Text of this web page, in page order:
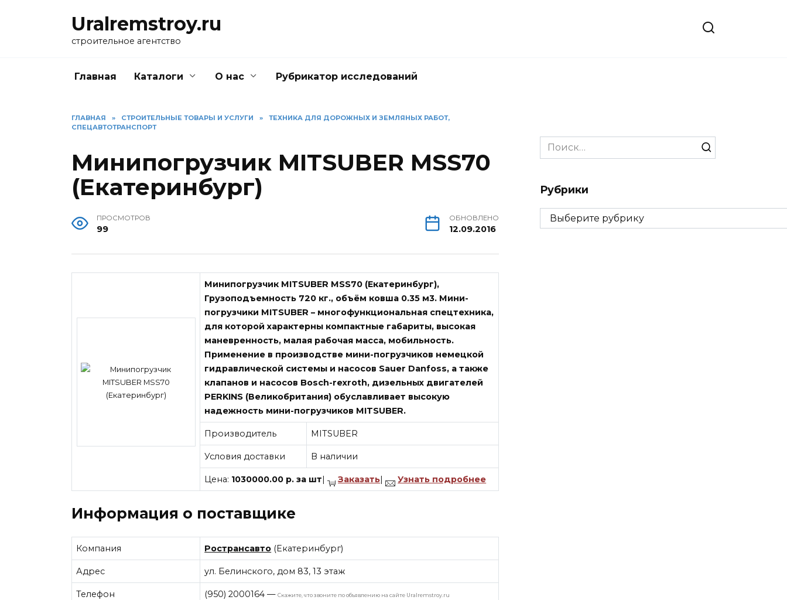
Uralremstroy.ru
строительное агентство
Главная Каталоги О нас Рубрикатор исследований
ГЛАВНАЯ » CТРОИТЕЛЬНЫЕ ТОВАРЫ И УСЛУГИ »
ТЕХНИКА ДЛЯ ДОРОЖНЫХ И ЗЕМЛЯНЫХ РАБОТ,
СПЕЦАВТОТРАНСПОРТ
Минипогрузчик MITSUBER MSS70
(Екатеринбург)
ПРОСМОТРОВ
99
ОБНОВЛЕНО
12.09.2016
Минипогрузчик MITSUBER MSS70 (Екатеринбург),
Грузоподъемность 720 кг., объём ковша 0.35 м3. Мини-
погрузчики MITSUBER – многофункциональная спецтехника,
для которой характерны компактные габариты, высокая
маневренность, малая рабочая масса, мобильность.
Применение в производстве мини-погрузчиков немецкой
гидравлической системы и насосов Sauer Danfoss, а также
клапанов и насосов Bosch-rexroth, дизельных двигателей
PERKINS (Великобритания) обуславливает высокую
надежность мини-погрузчиков MITSUBER.
Производитель MITSUBER
Условия доставки В наличии
Цена: 1030000.00 р. за шт| Заказать| Узнать подробнее
Информация о поставщике
Компания Ространсавто (Екатеринбург)
Адрес ул. Белинского, дом 83, 13 этаж
Телефон (950) 2000164 —Скажите, что звоните по объявлению на сайте Uralremstroy.ru
Search
for:
Рубрики
Рубрики